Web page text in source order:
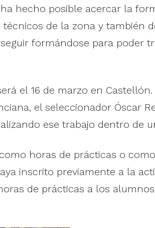
hecho posible acercar la
de la zona y también
formándose para poder
el 16 de marzo en
el seleccionador Óscar
ese trabajo dentro de
horas de prácticas o
inscrito previamente a la
de prácticas a los